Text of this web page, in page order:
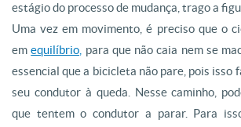
estágio do processo de mudança, trago a
Uma vez em movimento, é preciso que o
emequilíbrio, para que não caia nem se
essencial que a bicicleta não pare, pois isso
seu condutor à queda. Nesse caminho,
que tentem o condutor a parar. Para